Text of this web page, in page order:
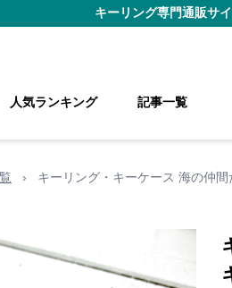
キーリング専門通販サ
人気ランキング 記事一覧
› キーリング・キーケース 海の仲